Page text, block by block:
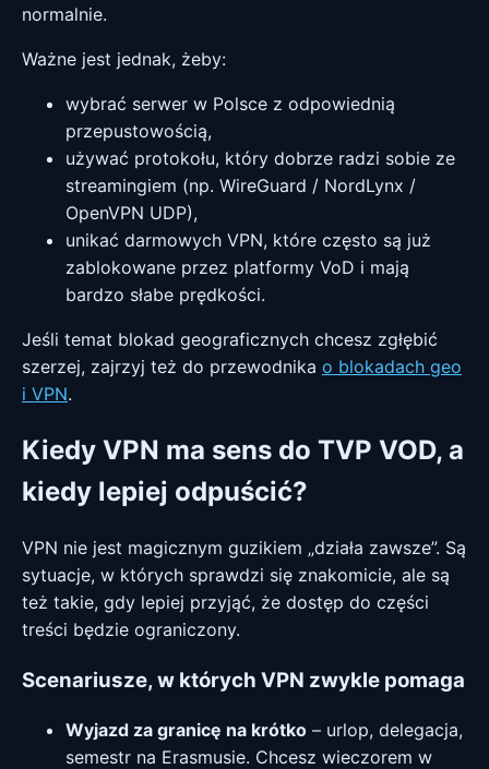
normalnie.
Ważne jest jednak, żeby:
wybrać serwer w Polsce z odpowiednią
przepustowością,
używać protokołu, który dobrze radzi sobie ze
streamingiem (np. WireGuard / NordLynx /
OpenVPN UDP),
unikać darmowych VPN, które często są już
zablokowane przez platformy VoD i mają
bardzo słabe prędkości.
Jeśli temat blokad geograficznych chcesz zgłębić
szerzej, zajrzyj też do przewodnika o blokadach geo
i VPN.
Kiedy VPN ma sens do TVP VOD, a
kiedy lepiej odpuścić?
VPN nie jest magicznym guzikiem „działa zawsze”. Są
sytuacje, w których sprawdzi się znakomicie, ale są
też takie, gdy lepiej przyjąć, że dostęp do części
treści będzie ograniczony.
Scenariusze, w których VPN zwykle pomaga
Wyjazd za granicę na krótko – urlop, delegacja,
semestr na Erasmusie. Chcesz wieczorem w